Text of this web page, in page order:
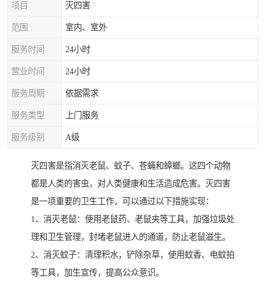
项目 灭四害
范围 室内、室外
服务时间 24小时
营业时间 24小时
服务周期 依据需求
服务类型 上门服务
服务级别 A级
灭四害是指消灭老鼠、蚊子、苍蝇和蟑螂。这四个动物
都是人类的害虫，对人类健康和生活造成危害。灭四害
是一项重要的卫生工作，可以通过以下措施实现：
1、消灭老鼠：使用老鼠药、老鼠夹等工具，加强垃圾处
理和卫生管理，封堵老鼠进入的通道，防止老鼠滋生。
2、消灭蚊子：清理积水，铲除杂草，使用蚊香、电蚊拍
等工具，加生宣传，提高公众意识。